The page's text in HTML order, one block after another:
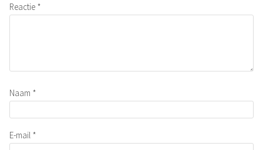
Reactie *
Naam *
E-mail *